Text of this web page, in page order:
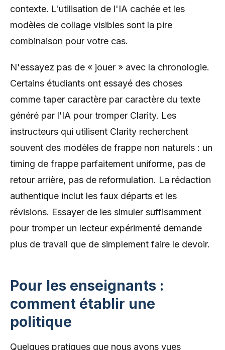
contexte. L'utilisation de l'IA cachée et les
modèles de collage visibles sont la pire
combinaison pour votre cas.
N'essayez pas de « jouer » avec la chronologie.
Certains étudiants ont essayé des choses
comme taper caractère par caractère du texte
généré par l’IA pour tromper Clarity. Les
instructeurs qui utilisent Clarity recherchent
souvent des modèles de frappe non naturels : un
timing de frappe parfaitement uniforme, pas de
retour arrière, pas de reformulation. La rédaction
authentique inclut les faux départs et les
révisions. Essayer de les simuler suffisamment
pour tromper un lecteur expérimenté demande
plus de travail que de simplement faire le devoir.
Pour les enseignants :
comment établir une
politique
Quelques pratiques que nous avons vues